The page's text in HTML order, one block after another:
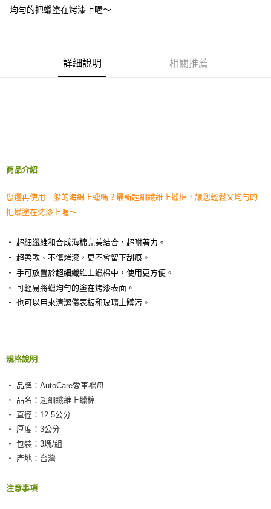
台灣樂天信用卡公司
AFTEE先享後付
AFTEE先享後付是「在收到商品之後才付款」的支付方式。 讓您購物簡單
１．簡單：不需註冊會員、不需綁卡、不需儲值。
３．收到繳費通知簡訊後14天內，點擊此簡訊中的連結，可透過四大超商／
購買商品的店家。未經商家同意取消之訂單仍視為有效，需透過AFTEE先享
後付繳納相關費用。
客戶支援中心」https://netprotections.freshdesk.com/support/home
【注意事項】
１．透過由恩沛科技股份有限公司提供之「AFTEE先享後付」服務完成之交
易，需依本服務之必要範圍內提供個人資料，並將交易相關給付款項請求債
權轉讓予恩沛科技股份有限公司。
２．關於個人資料處理事宜，請瀏覽以下網址：
４．使用「AFTEE先享後付」時，將依據個別帳號之用戶狀況，依本公司即
請求用戶進行身份認證。
５．嚴禁一人註冊多個帳號或使用他人資訊註冊。若發現惡意使用之情形，
恩沛科技股份有限公司將有權停止該用戶之使用額度並採取法律行動。
每筆NT$60，滿NT$800(含以上)免運費
每筆NT$55，滿NT$800(含以上)免運費
宅配(快速到貨)
每筆NT$100，滿NT$1,200(含以上)免運費
宅配(外島)
免運費
均勻的把蠟塗在烤漆上喔～
詳細說明 相關推薦
商品介紹
您還再使用一般的海綿上蠟嗎？最新超細纖維上蠟棉，讓您輕鬆又均勻的
把蠟塗在烤漆上喔～
‧ 超細纖維和合成海棉完美結合，超附著力。
‧ 超柔軟、不傷烤漆，更不會留下刮痕。
‧ 手可放置於超細纖維上蠟棉中，使用更方便。
‧ 可輕易將蠟均勻的塗在烤漆表面。
‧ 也可以用來清潔儀表板和玻璃上髒污。
規格說明
‧ 品牌：AutoCare愛車褓母
‧ 品名：超細纖維上蠟棉
‧ 直徑：12.5公分
‧ 厚度：3公分
‧ 包裝：3塊/組
‧ 產地：台灣
注意事項